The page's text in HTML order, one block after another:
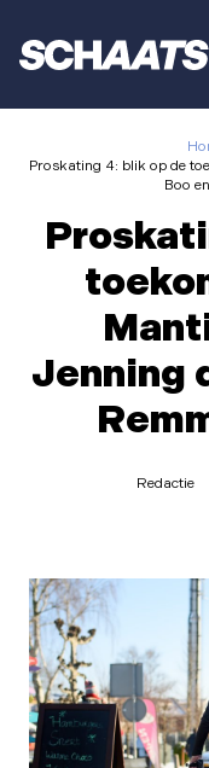
Proskating 4: blik op de
Boo
Jenning
Redactie